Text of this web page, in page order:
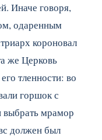
Иначе говоря,
одаренным
короновал
же Церковь
тленности: во
горшок с
выбрать мрамор
должен был